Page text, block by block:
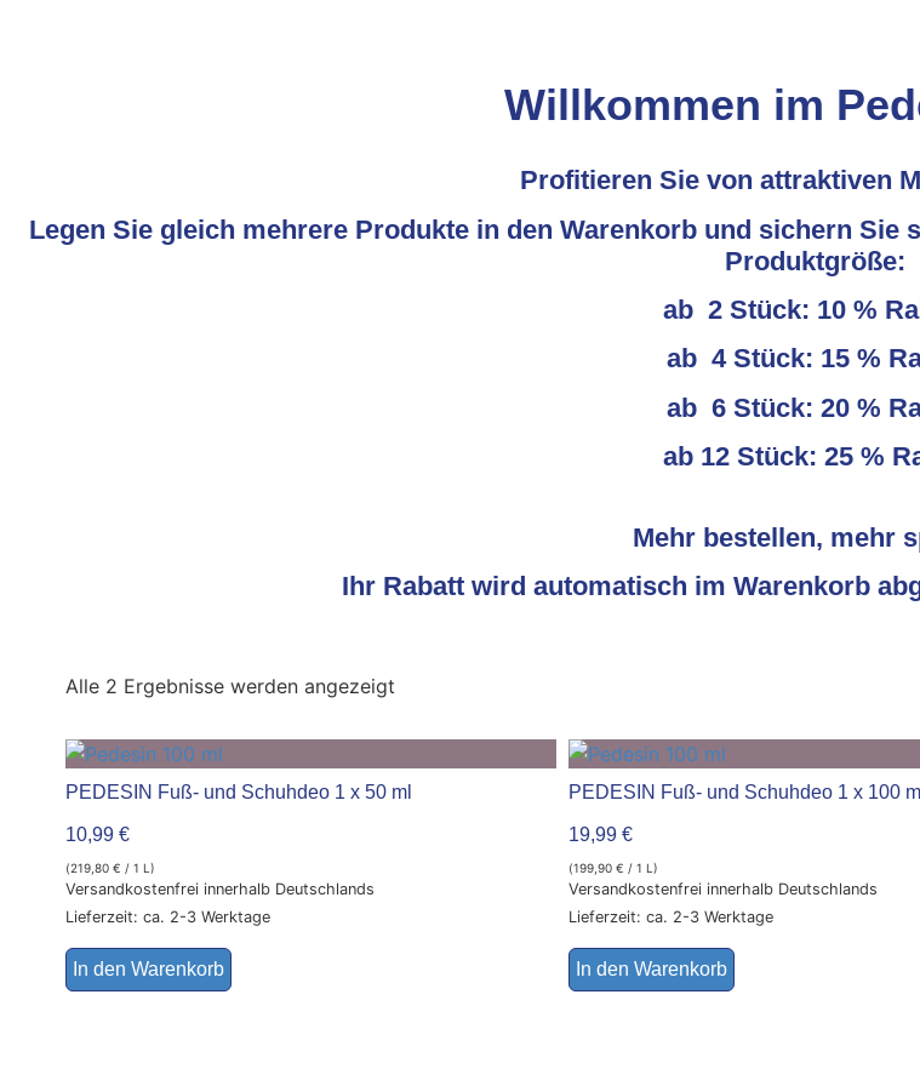
Willkommen im
Profitieren Sie von attraktiven
Legen Sie gleich mehrere Produkte in den Warenkorb und sichern
Produktgröße:
ab 2 Stück: 10 %
ab 4 Stück: 15 %
ab 6 Stück: 20 %
ab 12 Stück: 25 %
Mehr bestellen, mehr
Ihr Rabatt wird automatisch im Warenkorb
Alle 2 Ergebnisse werden angezeigt
PEDESIN Fuß- und Schuhdeo 1 x 50 ml
10,99 €
(219,80 € / 1 L)
Versandkostenfrei innerhalb Deutschlands
Lieferzeit: ca. 2-3 Werktage
In den Warenkorb
PEDESIN Fuß- und Schuhdeo 1 x 100 ml
19,99€
(199,90€ / 1 L)
Versandkostenfrei innerhalb Deutschlands
Lieferzeit: ca. 2-3 Werktage
In den Warenkorb